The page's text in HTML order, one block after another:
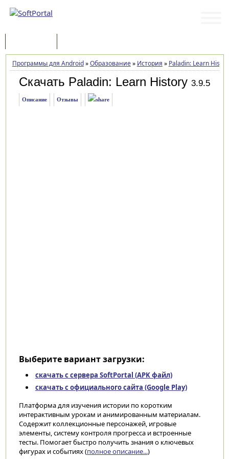
Программы для Android»Образование» История » Paladin: Learn
Скачать Paladin: Learn History 3.9.5
Описание Отзывы
Выберите вариант загрузки:
скачать с сервера SoftPortal (APK файл)
скачать с официального сайта (Google Play)
Платформа для изучения истории по коротким
интерактивным урокам и анимированным материалам.
Содержит коллекционные персонажей, игровые
элементы, систему контроля прогресса и встроенные
тесты. Помогает быстро получить знания о ключевых
фигурах и событиях (полное описание...)